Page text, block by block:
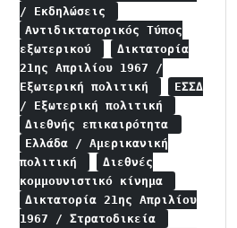
/ Εκδηλώσεις
Αντιδικτατορικός Τύπος
εξωτερικού
Δικτατορία
21ης Απριλίου 1967 /
Εξωτερική πολιτική
ΕΣΣΔ
/ Εξωτερική πολιτική
Διεθνής επικαιρότητα
Ελλάδα / Αμερικανική
πολιτική
Διεθνές
κομμουνιστικό κίνημα
Δικτατορία 21ης Απριλίου
1967 / Στρατοδικεία